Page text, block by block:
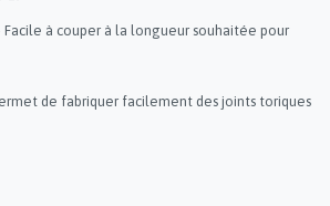
Facile à couper à la longueur souhaitée pour
de fabriquer facilement des joints toriques